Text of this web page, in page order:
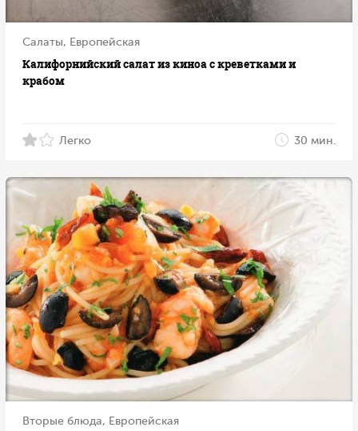
Салаты, Европейская
Калифорнийский салат из киноа с креветками и
крабом
Легко 30 мин.
Вторые блюда, Европейская